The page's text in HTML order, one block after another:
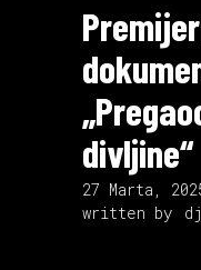
divljine“
27 Marta,
written by